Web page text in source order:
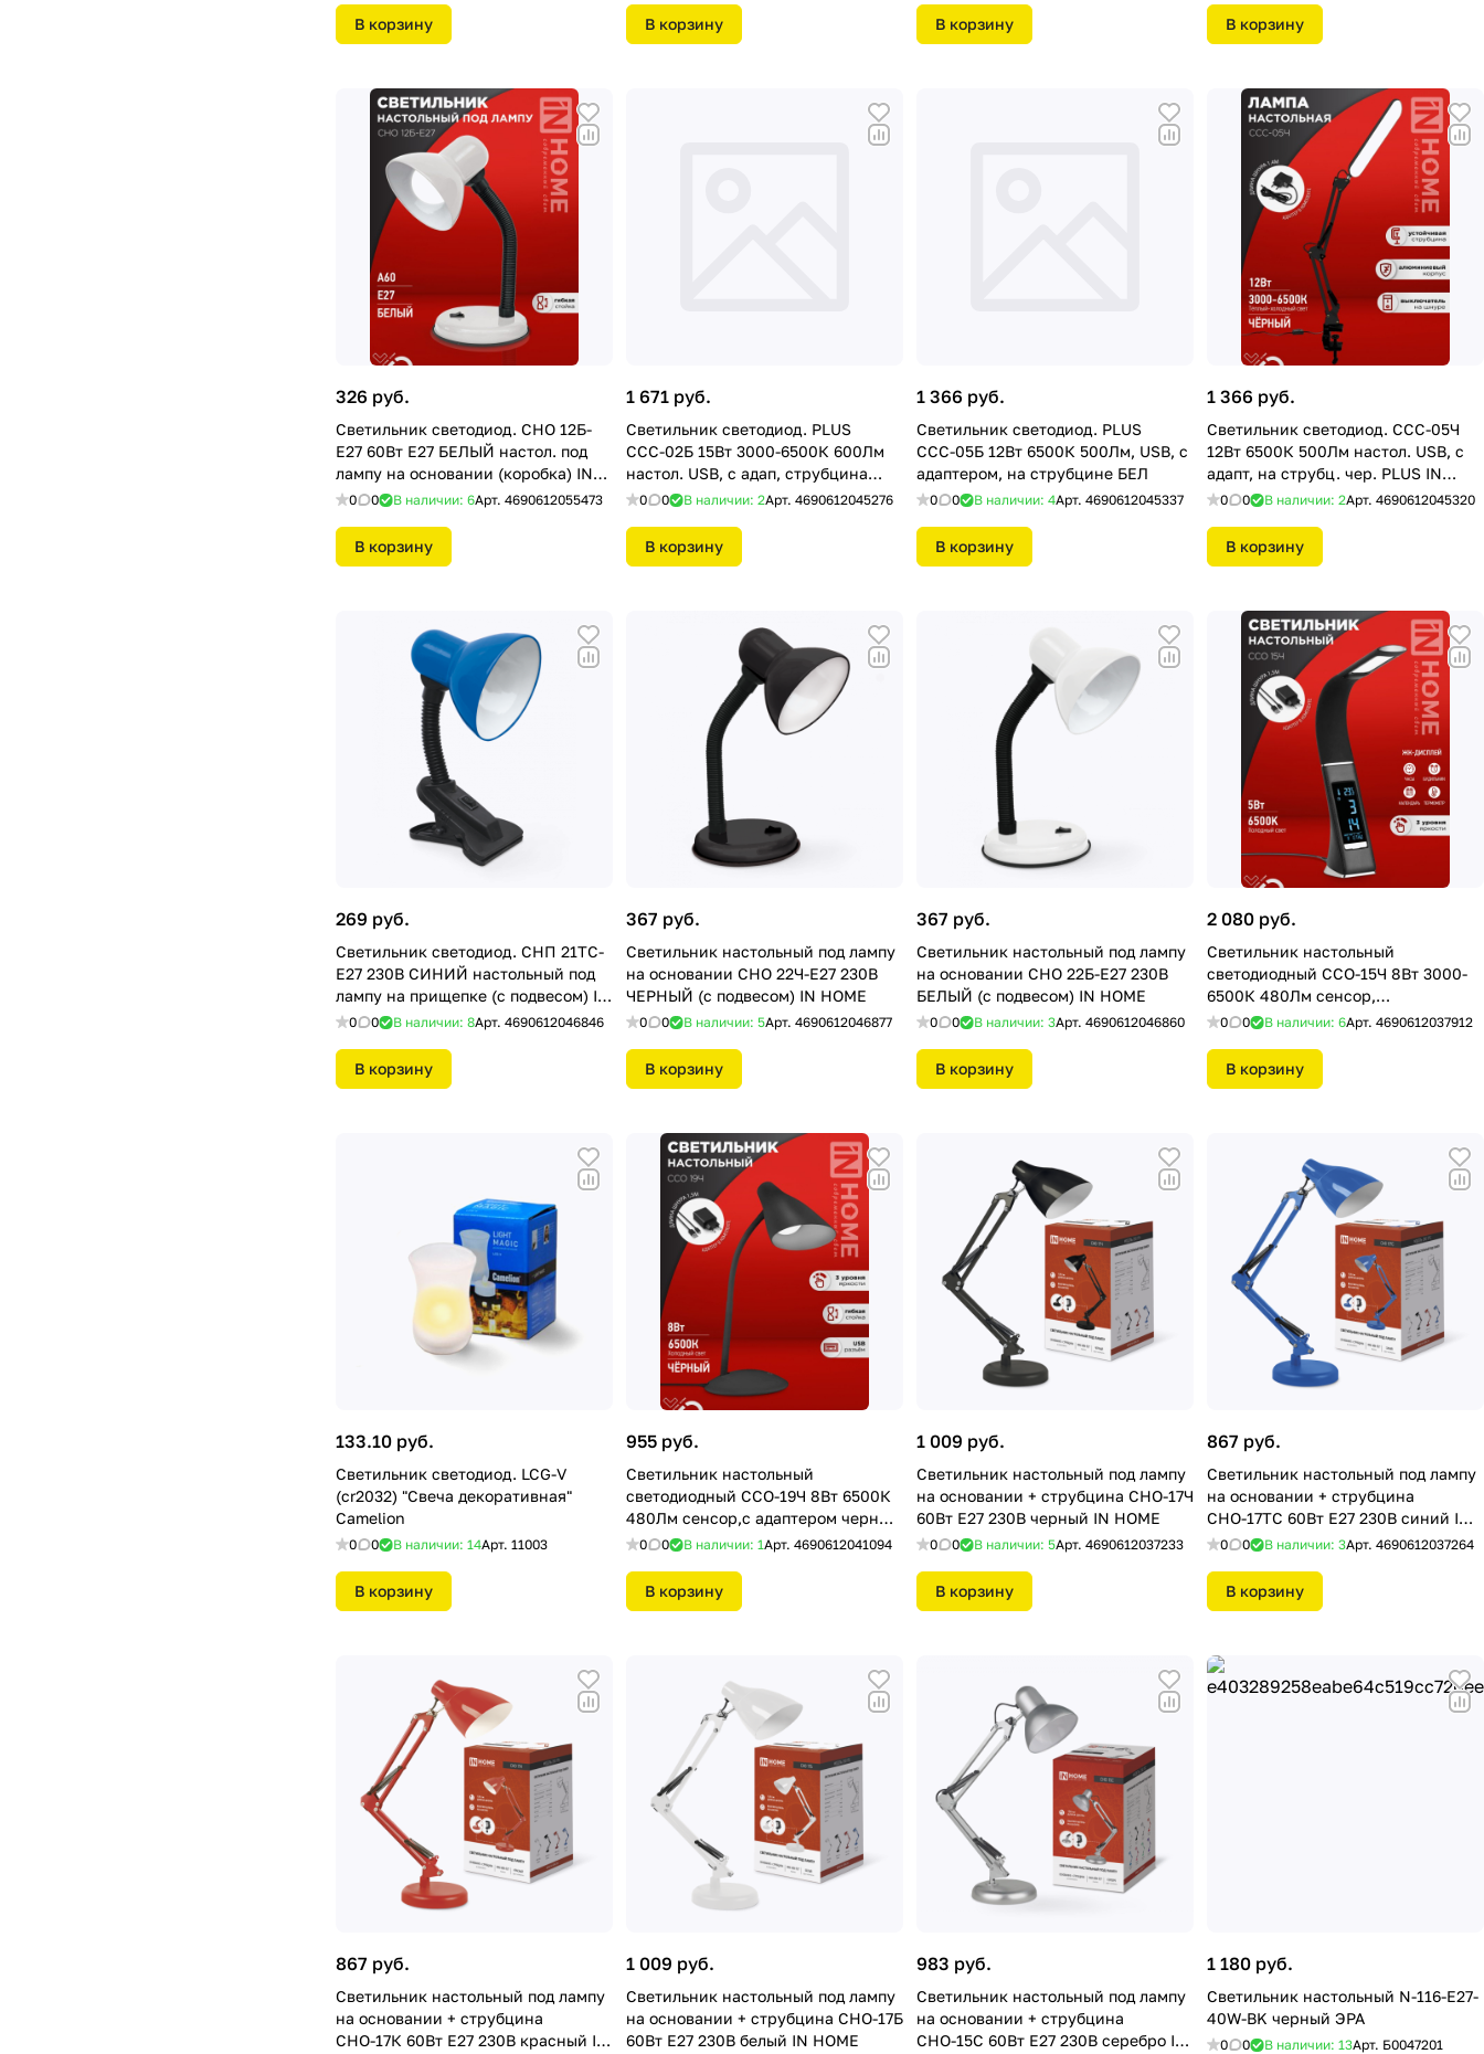
В корзину В корзину В корзину В корзину
326 руб.
Светильник светодиод. СНО 12Б-
E27 60Вт Е27 БЕЛЫЙ настол. под
лампу на основании (коробка) IN
HOME
0 0 В наличии: 6Арт. 4690612055473
В корзину
1 671 руб.
Светильник светодиод. PLUS
ССС-02Б 15Вт 3000-6500К 600Лм
настол. USB, с адап, струбцина
БЕЛ. IN HOME
0 0 В наличии: 2Арт. 4690612045276
В корзину
1 366 руб.
Светильник светодиод. PLUS
ССС-05Б 12Вт 6500К 500Лм, USB, с
адаптером, на струбцине БЕЛ
0 0 В наличии: 4Арт. 4690612045337
В корзину
1 366 руб.
Светильник светодиод. ССС-05Ч
12Вт 6500К 500Лм настол. USB, с
адапт, на струбц. чер. PLUS IN
HOME
0 0 В наличии: 2Арт. 4690612045320
В корзину
269 руб.
Светильник светодиод. СНП 21ТС-
E27 230В СИНИЙ настольный под
лампу на прищепке (с подвесом) IN
HOME
0 0 В наличии: 8Арт. 4690612046846
В корзину
367 руб.
Светильник настольный под лампу
на основании СНО 22Ч-E27 230В
ЧЕРНЫЙ (с подвесом) IN HOME
0 0 В наличии: 5Арт. 4690612046877
В корзину
367 руб.
Светильник настольный под лампу
на основании СНО 22Б-E27 230В
БЕЛЫЙ (с подвесом) IN HOME
0 0 В наличии: 3Арт. 4690612046860
В корзину
2 080 руб.
Светильник настольный
светодиодный ССО-15Ч 8Вт 3000-
6500К 480Лм сенсор,
часы,календарь, ЧЕРНЫЙ IN HOME
0 0 В наличии: 6Арт. 4690612037912
В корзину
133.10 руб.
Светильник светодиод. LCG-V
(cr2032) "Свеча декоративная"
Camelion
0 0 В наличии: 14Арт. 11003
В корзину
955 руб.
Светильник настольный
светодиодный CCO-19Ч 8Вт 6500К
480Лм сенсор,с адаптером черный
SIMPLE IN HOME
0 0 В наличии: 1Арт. 4690612041094
В корзину
1 009 руб.
Светильник настольный под лампу
на основании + струбцина СНО-17Ч
60Вт Е27 230В черный IN HOME
0 0 В наличии: 5Арт. 4690612037233
В корзину
867 руб.
Светильник настольный под лампу
на основании + струбцина
СНО-17ТС 60Вт Е27 230В синий IN
HOME
0 0 В наличии: 3Арт. 4690612037264
В корзину
867 руб.
Светильник настольный под лампу
на основании + струбцина
СНО-17К 60Вт Е27 230В красный IN
1 009 руб.
Светильник настольный под лампу
на основании + струбцина СНО-17Б
60Вт Е27 230В белый IN HOME
983 руб.
Светильник настольный под лампу
на основании + струбцина
СНО-15С 60Вт Е27 230В серебро IN
1 180 руб.
Светильник настольный N-116-E27-
40W-BK черный ЭРА
0 0 В наличии: 13Арт. Б0047201